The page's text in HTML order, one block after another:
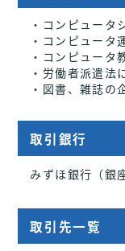
・コンピュータ
・コンピュータ
・コンピュータ
・労働者派遣法
・図書、雑誌の
取引銀行
みずほ銀行（銀
取引先一覧